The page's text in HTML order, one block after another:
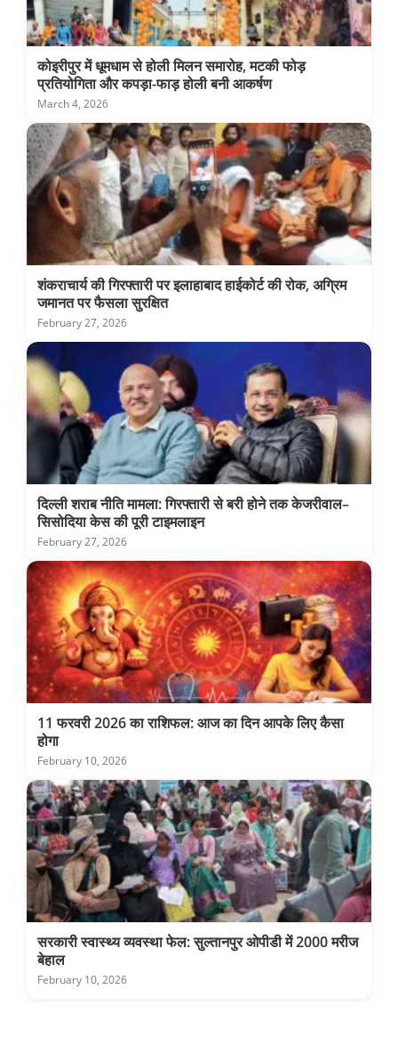
कोइरीपुर में धूमधाम से होली मिलन समारोह, मटकी फोड़
प्रतियोगिता और कपड़ा-फाड़ होली बनी आकर्षण
March 4, 2026
शंकराचार्य की गिरफ्तारी पर इलाहाबाद हाईकोर्ट की रोक, अग्रिम
जमानत पर फैसला सुरक्षित
February 27, 2026
दिल्ली शराब नीति मामला: गिरफ्तारी से बरी होने तक केजरीवाल–
सिसोदिया केस की पूरी टाइमलाइन
February 27, 2026
11 फरवरी 2026 का राशिफल: आज का दिन आपके लिए कैसा
होगा
February 10, 2026
सरकारी स्वास्थ्य व्यवस्था फेल: सुल्तानपुर ओपीडी में 2000 मरीज
बेहाल
February 10, 2026